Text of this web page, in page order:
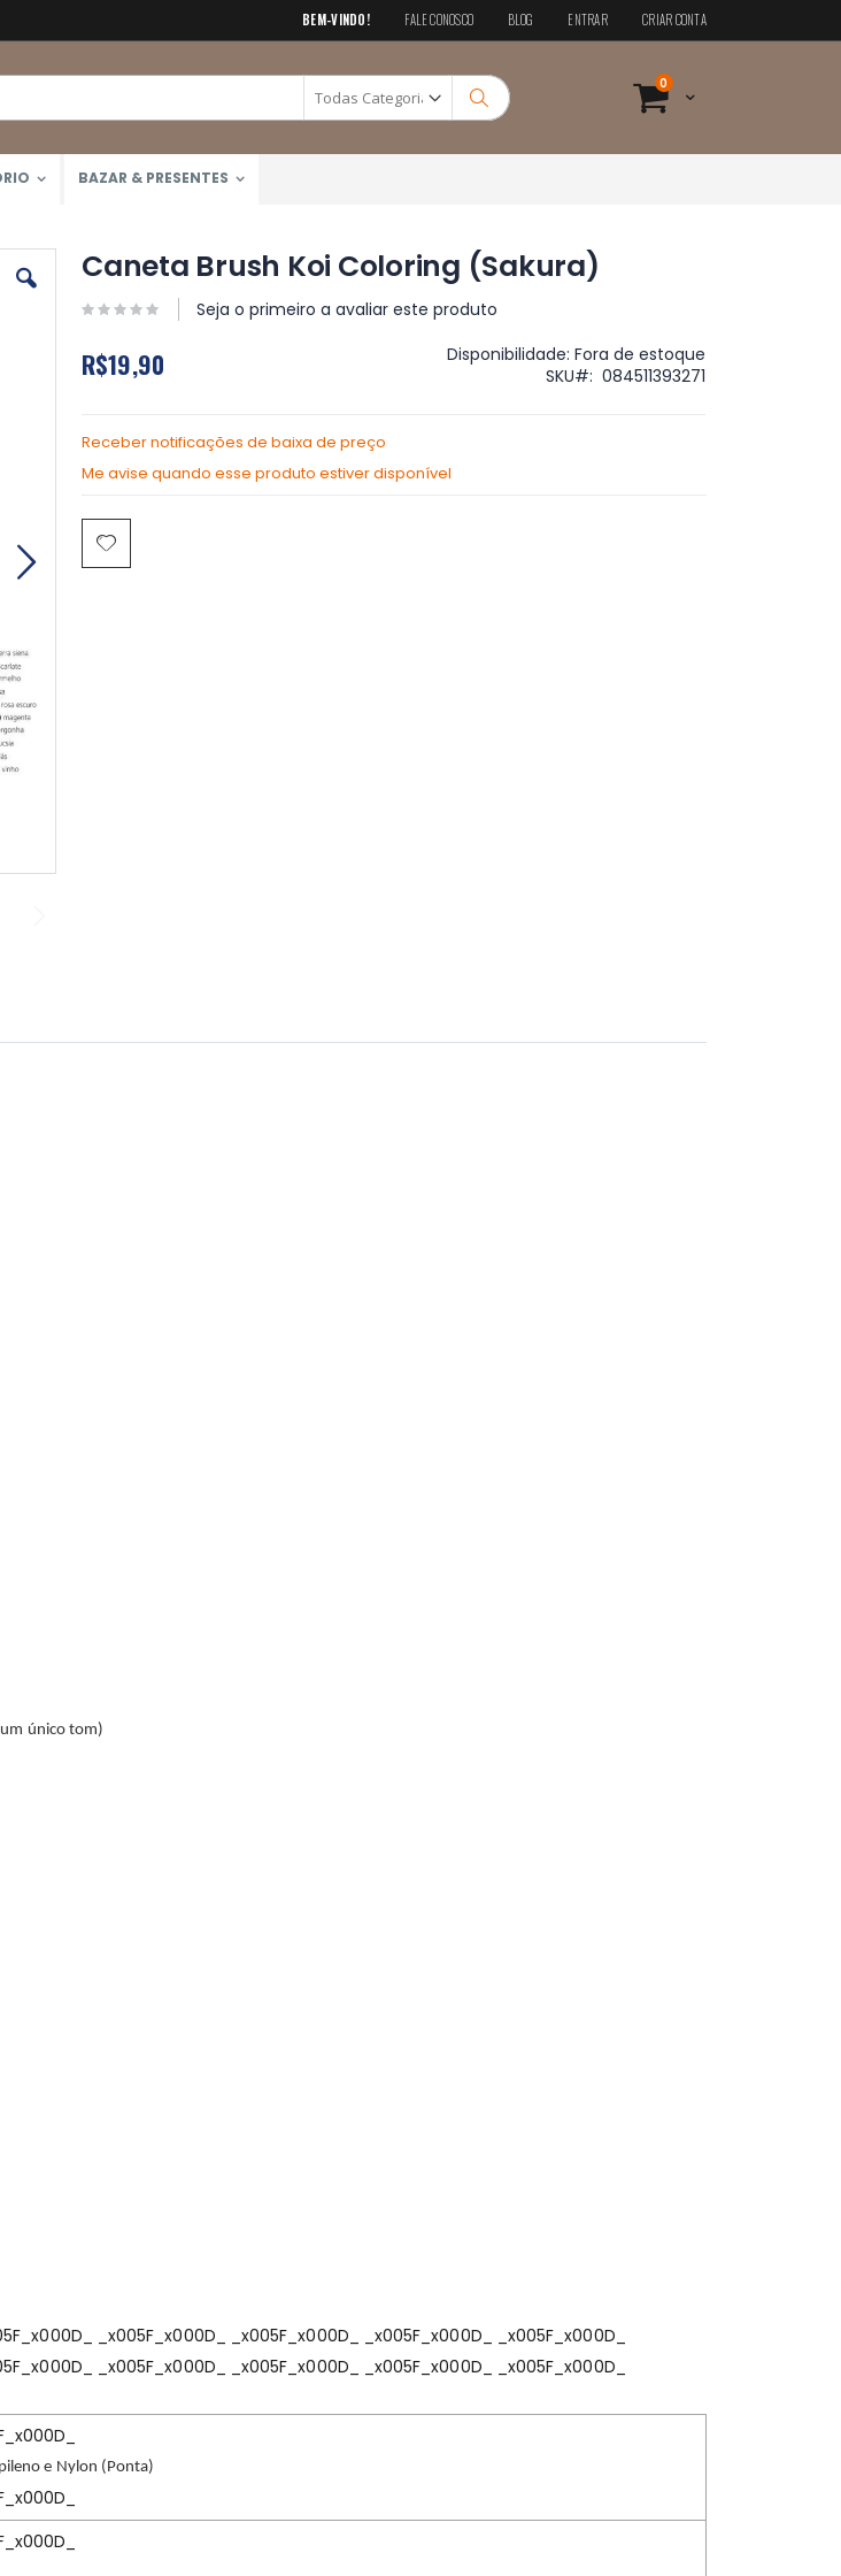
BEM-VINDO! FALE CONOSCO BLOG ENTRAR CRIAR CONTA
Cart
0 itens
Pesquisa
BAZAR & PRESENTES
Caneta Brush Koi Coloring (Sakura)
Seja o primeiro a avaliar este produto
R$19,90 Disponibilidade: Fora de estoque
SKU
084511393271
Receber notificações de baixa de preço
Me avise quando esse produto estiver disponível
único tom)
_x005F_x000D_ _x005F_x000D_ _x005F_x000D_ _x005F_x000D_
_x005F_x000D_ _x005F_x000D_ _x005F_x000D_ _x005F_x000D_
e Nylon (Ponta)